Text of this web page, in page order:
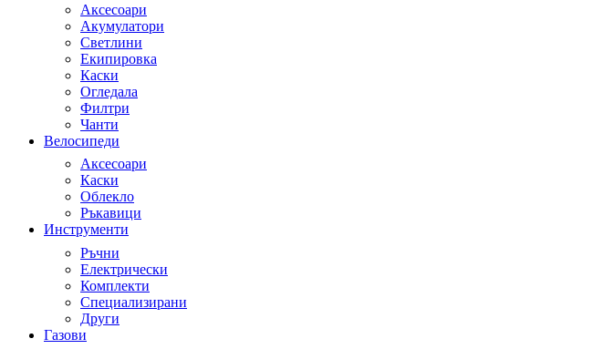
Аксесоари
Акумулатори
Светлини
Екипировка
Каски
Огледала
Филтри
Чанти
Велосипеди
Аксесоари
Каски
Облекло
Ръкавици
Инструменти
Ръчни
Електрически
Комплекти
Специализирани
Други
Газови